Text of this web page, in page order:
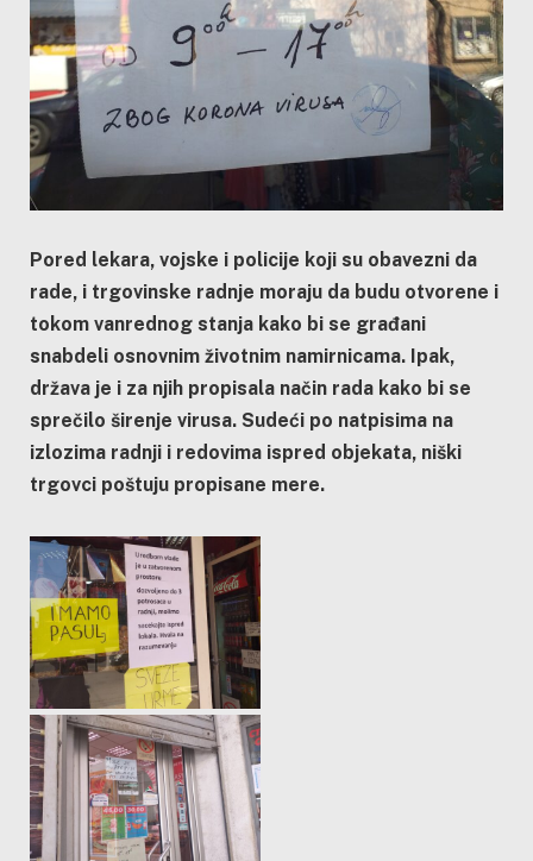
Pored lekara, vojske i policije koji su obavezni da
rade, i trgovinske radnje moraju da budu otvorene i
tokom vanrednog stanja kako bi se građani
snabdeli osnovnim životnim namirnicama. Ipak,
država je i za njih propisala način rada kako bi se
sprečilo širenje virusa. Sudeći po natpisima na
izlozima radnji i redovima ispred objekata, niški
trgovci poštuju propisane mere.